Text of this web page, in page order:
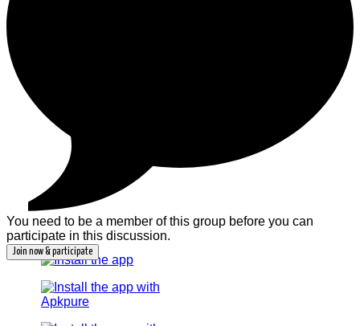
You need to be a member of this group before you can
participate in this discussion.